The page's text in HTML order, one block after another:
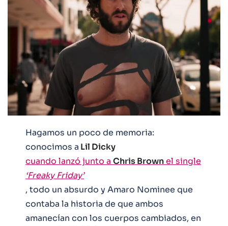
Hagamos un poco de memoria:
conocimos a Lil Dicky
cuando lanzó junto a Chris Brownel single
‘Freaky Friday’
, todo un absurdo y Amaro Nominee que
contaba la historia de que ambos
amanecían con los cuerpos cambiados, en